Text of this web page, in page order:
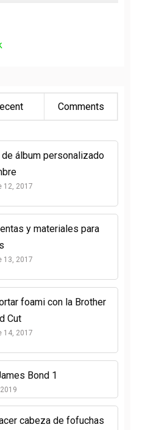
Comments
álbum personalizado
12, 2017
y materiales para
13, 2017
foami con la Brother
Cut
14, 2017
Bond 1
cabeza de fofuchas